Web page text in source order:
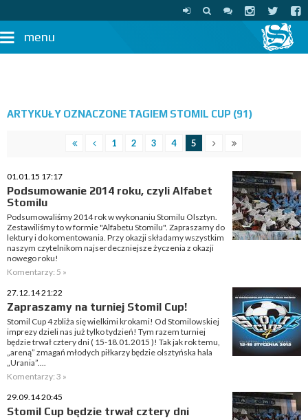
menu
ARTYKUŁY OZNACZONE TAGIEM STOMIL CUP (91)
1 2 3 4 5
01.01.15 17:17
Podsumowanie 2014 roku, czyli Alfabet
Stomilu
Podsumowaliśmy 2014 rok w wykonaniu Stomilu Olsztyn.
Zestawiliśmy to w formie "Alfabetu Stomilu". Zapraszamy do
lektury i do komentowania. Przy okazji składamy wszystkim
naszym czytelnikom najserdeczniejsze życzenia z okazji
nowego roku!
Komentarzy: 5 »
27.12.14 21:22
Zapraszamy na turniej Stomil Cup!
Stomil Cup 4 zbliża się wielkimi krokami! Od Stomilowskiej
imprezy dzieli nas już tylko tydzień! Tym razem turniej
będzie trwał cztery dni ( 15-18.01.2015 )! Tak jak rok temu,
„areną” zmagań młodych piłkarzy będzie olsztyńska hala
„Urania”....
Komentarzy: 3 »
29.09.14 20:45
Stomil Cup będzie trwał cztery dni